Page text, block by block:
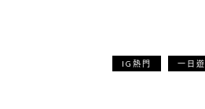
IG熱門 一日遊